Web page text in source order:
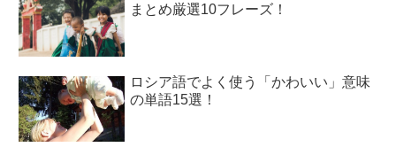
まとめ厳選10フレーズ！
ロシア語でよく使う「かわいい」意味
の単語15選！